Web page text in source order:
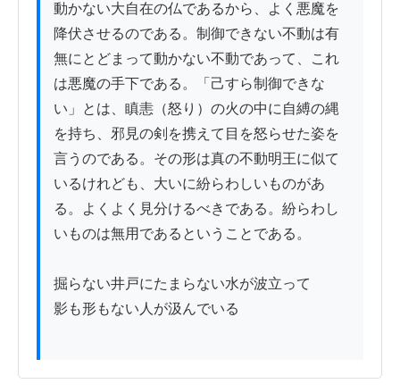
動かない大自在の仏であるから、よく悪魔を
降伏させるのである。制御できない不動は有
無にとどまって動かない不動であって、これ
は悪魔の手下である。「己すら制御できな
い」とは、瞋恚（怒り）の火の中に自縛の縄
を持ち、邪見の剣を携えて目を怒らせた姿を
言うのである。その形は真の不動明王に似て
いるけれども、大いに紛らわしいものがあ
る。よくよく見分けるべきである。紛らわし
いものは無用であるということである。
掘らない井戸にたまらない水が波立って
影も形もない人が汲んでいる